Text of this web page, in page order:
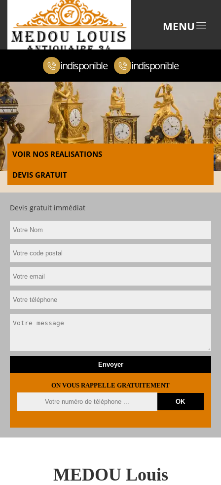
MENU
indisponible indisponible
VOIR NOS REALISATIONS
DEVIS GRATUIT
Devis gratuit immédiat
ON VOUS RAPPELLE GRATUITEMENT
MEDOU Louis